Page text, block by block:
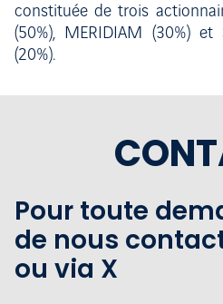
constituée de trois
(50%), MERIDIAM (30%)
(20%).
Pour toute
de nous
ou via X